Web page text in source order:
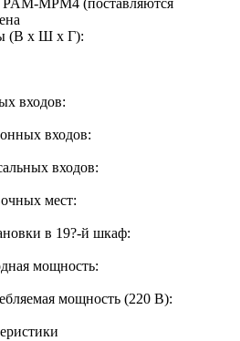
MPM4 (поставляются
(В х Ш х Г):
входов:
входов:
входов:
мест:
в 19?-й шкаф:
мощность:
мощность (220 В):